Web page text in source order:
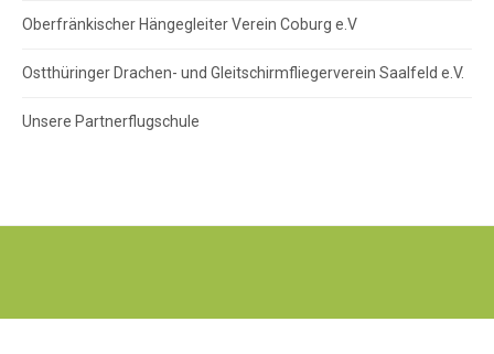
Oberfränkischer Hängegleiter Verein Coburg e.V
Ostthüringer Drachen- und Gleitschirmfliegerverein Saalfeld e.V.
Unsere Partnerflugschule